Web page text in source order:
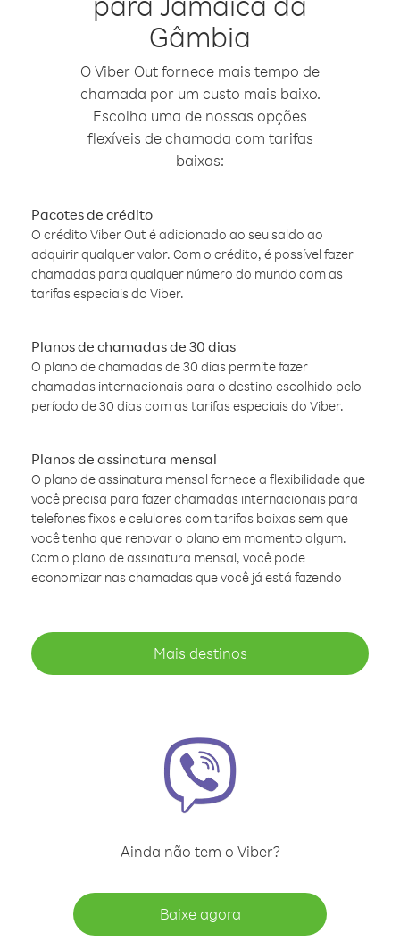
Gâmbia
O Viber Out fornece mais tempo de
chamada por um custo mais baixo.
Escolha uma de nossas opções
flexíveis de chamada com tarifas
baixas:
Pacotes de crédito
O crédito Viber Out é adicionado ao seu saldo ao
adquirir qualquer valor. Com o crédito, é possível fazer
chamadas para qualquer número do mundo com as
tarifas especiais do Viber.
Planos de chamadas de 30 dias
O plano de chamadas de 30 dias permite fazer
chamadas internacionais para o destino escolhido pelo
período de 30 dias com as tarifas especiais do Viber.
Planos de assinatura mensal
O plano de assinatura mensal fornece a flexibilidade que
você precisa para fazer chamadas internacionais para
telefones fixos e celulares com tarifas baixas sem que
você tenha que renovar o plano em momento algum.
Com o plano de assinatura mensal, você pode
economizar nas chamadas que você já está fazendo
Mais destinos
Ainda não tem o Viber?
Baixe agora